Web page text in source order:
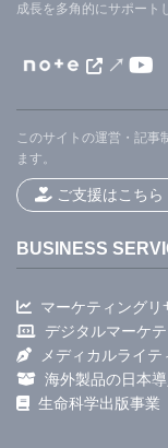
成長を多角的にサポート
このサイトの運営・記事
ます。
ご支援はこちら
BUSINESS
マーケティングリ
デジタルマーケ
メディカルライテ
海外製品の日本
生命科学出版事業